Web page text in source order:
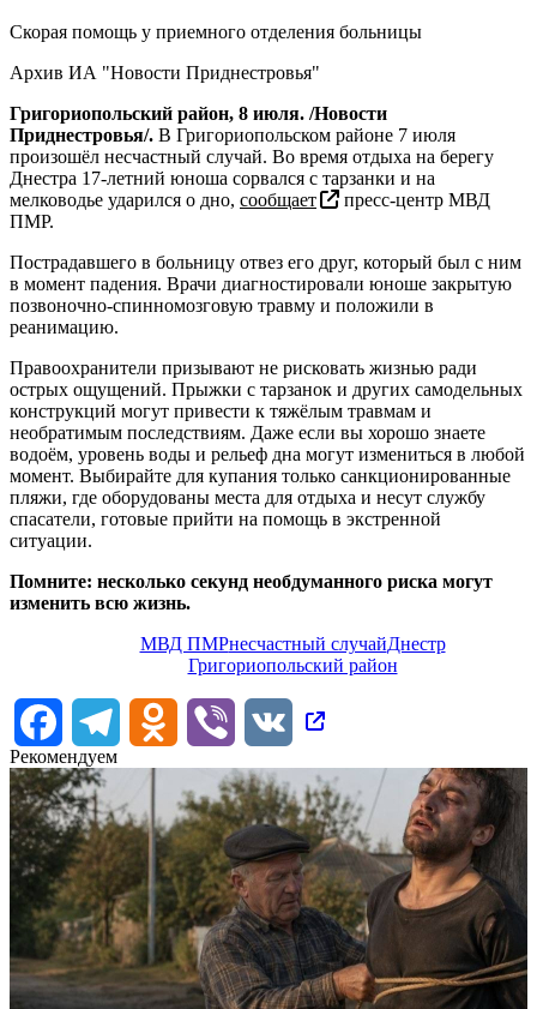
Скорая помощь у приемного отделения больницы
Архив ИА "Новости Приднестровья"
Григориопольский район, 8 июля. /Новости
Приднестровья/. В Григориопольском районе 7 июля
произошёл несчастный случай. Во время отдыха на берегу
Днестра 17-летний юноша сорвался с тарзанки и на
мелководье ударился о дно, сообщает
пресс-центр МВД
ПМР.
Пострадавшего в больницу отвез его друг, который был с ним
в момент падения. Врачи диагностировали юноше закрытую
позвоночно-спинномозговую травму и положили в
реанимацию.
Правоохранители призывают не рисковать жизнью ради
острых ощущений. Прыжки с тарзанок и других самодельных
конструкций могут привести к тяжёлым травмам и
необратимым последствиям. Даже если вы хорошо знаете
водоём, уровень воды и рельеф дна могут измениться в любой
момент. Выбирайте для купания только санкционированные
пляжи, где оборудованы места для отдыха и несут службу
спасатели, готовые прийти на помощь в экстренной
ситуации.
Помните: несколько секунд необдуманного риска могут
изменить всю жизнь.
МВД ПМРнесчастный случайДнестр
Григориопольский район
FacebookTelegram Odnoklassniki
Viber
VK
Рекомендуем